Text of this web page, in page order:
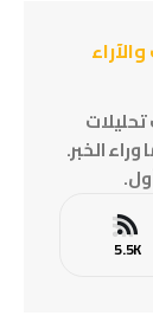
الخبر.
5.5K